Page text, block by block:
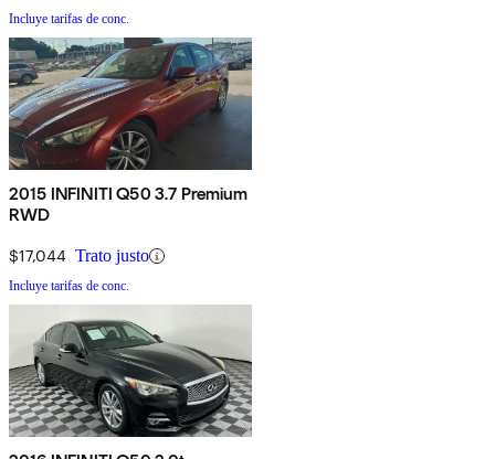
Incluye tarifas de conc.
2015 INFINITI Q50 3.7 Premium
RWD
$17,044 Trato justo
Incluye tarifas de conc.